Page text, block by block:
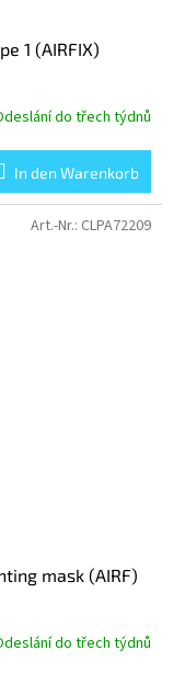
1 (AIRFIX)
do třech týdnů
In den Warenkorb
mask (AIRF)
do třech týdnů
Art.-Nr.: CLPA72209